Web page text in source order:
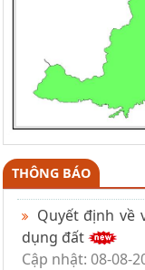
THÔNG BÁO
Quyết định về
dụng đất
Cập nhật: 08-08-